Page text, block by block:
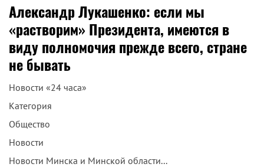
Александр Лукашенко: если мы
«растворим» Президента, имеются в
виду полномочия прежде всего, стране
не бывать
Новости «24 часа»
Категория
Общество
Новости
Новости Минска и Минской области...